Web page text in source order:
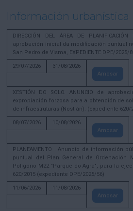
Información urbanística
DIRECCIÓN DEL ÁREA DE
aprobación inicial da modificación puntual
San Pedro de Visma, EXPEDIENTE DPE/2025/
29/07/2026
31/08/2026
Amosar
XESTIÓN DO SOLO. ANUNCIO de
expropiación forzosa para a obtención de
de infraestruturas (Nostián). (expediente 620/
08/07/2026
10/08/2026
Amosar
PLANEAMENTO . Anuncio de información
puntual del Plan General de Ordenación
Polígono M22 "Parque do Agra", para la
620/2015 (expediente DPE/2025/56)
11/06/2026
11/08/2026
Amosar